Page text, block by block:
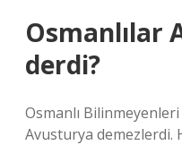
Osmanlılar
derdi?
Osmanlı
Avusturya demezlerdi.